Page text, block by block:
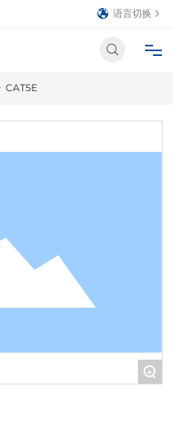
语言切换
CAT5E
+